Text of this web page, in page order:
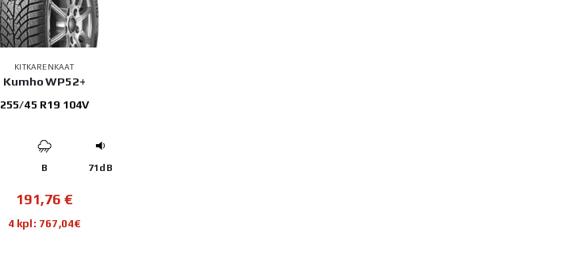
KITKARENKAAT
Kumho WP52+
255/45 R19 104V
B 71dB
191,76 €
4 kpl: 767,04€